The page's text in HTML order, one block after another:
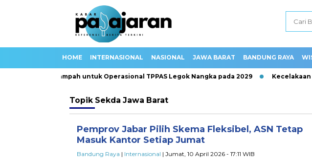
HOME INTERNASIONAL NASIONAL JAWA BARAT BANDUNG RAYA
100 Truk Sampah untuk Operasional TPPAS Legok Nangka pada 2029 Kecelakaan
Topik Sekda Jawa Barat
Pemprov Jabar Pilih Skema Fleksibel, ASN Tetap
Masuk Kantor Setiap Jumat
Bandung Raya | Internasional | Jumat, 10 April 2026 - 17:11 WIB